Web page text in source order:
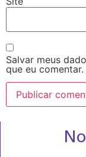
Salvar meus
que eu comentar.